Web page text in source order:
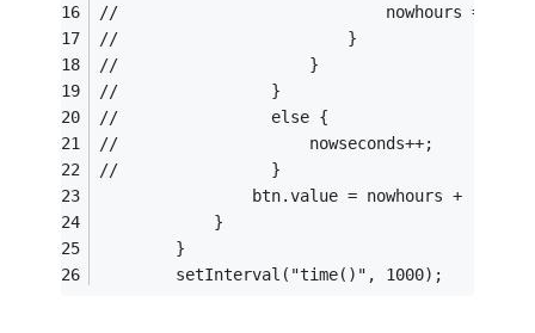
//                            nowhours = 0;
//                        }
//                    }
//                }
//                else {
//                    nowseconds++;
//                }
btn.value = nowhours + ":" +
            }
        }
        setInterval("time()", 1000);